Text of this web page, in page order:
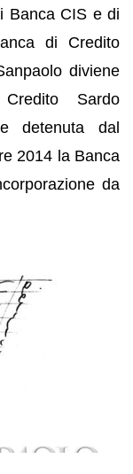
Banca CIS e di
di Credito
diviene
Sardo
detenuta dal
2014 la Banca
da